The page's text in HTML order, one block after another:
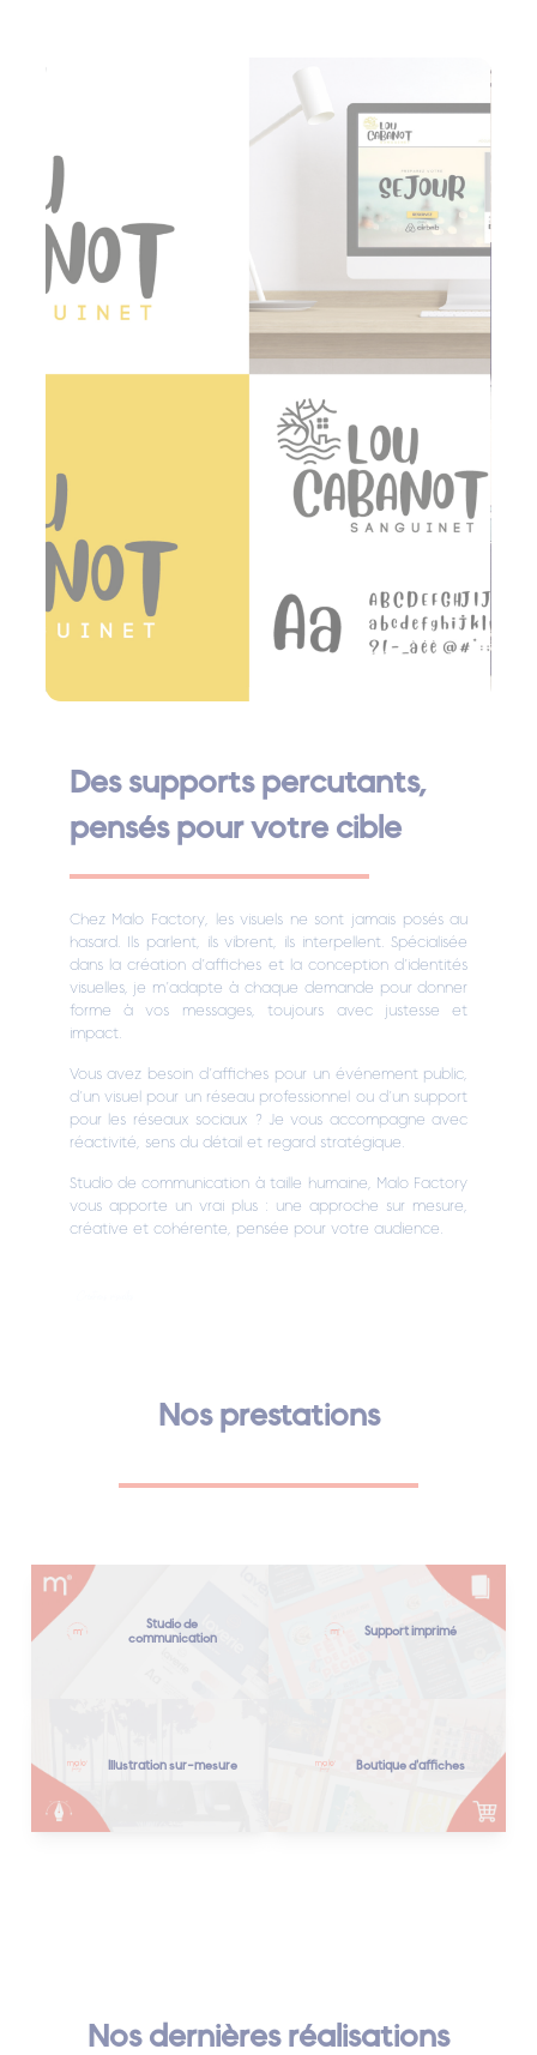
Des supports percutants,
pensés pour votre cible
Chez Malo Factory, les visuels ne sont jamais posés au
hasard. Ils parlent, ils vibrent, ils interpellent. Spécialisée
dans la création d’affiches et la conception d’identités
visuelles, je m’adapte à chaque demande pour donner
forme à vos messages, toujours avec justesse et
impact.
Vous avez besoin d’affiches pour un événement public,
d’un visuel pour un réseau professionnel ou d’un support
pour les réseaux sociaux ? Je vous accompagne avec
réactivité, sens du détail et regard stratégique.
Studio de communication à taille humaine, Malo Factory
vous apporte un vrai plus : une approche sur mesure,
créative et cohérente, pensée pour votre audience.
Nos prestations
Studio de
communication
Support imprimé
Illustration sur-mesure Boutique d'affiches
Nos dernières réalisations